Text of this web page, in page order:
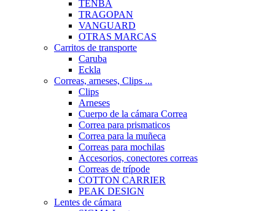
TENBA
TRAGOPAN
VANGUARD
OTRAS MARCAS
Carritos de transporte
Caruba
Eckla
Correas, arneses, Clips ...
Clips
Arneses
Cuerpo de la cámara Correa
Correa para prismaticos
Correa para la muñeca
Correas para mochilas
Accesorios, conectores correas
Correas de trípode
COTTON CARRIER
PEAK DESIGN
Lentes de cámara